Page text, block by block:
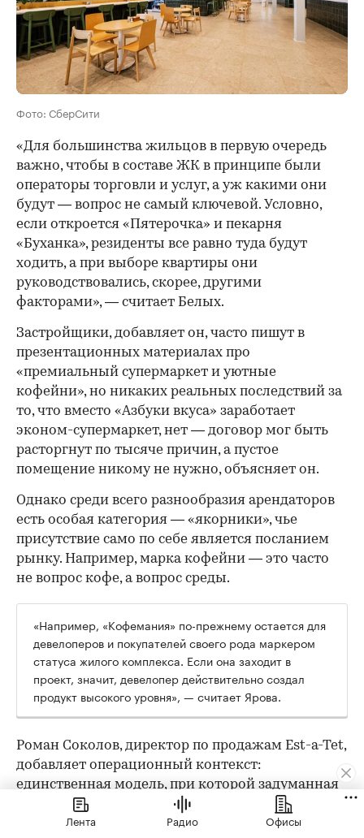
Фото: СберСити
«Для большинства жильцов в первую очередь
важно, чтобы в составе ЖК в принципе были
операторы торговли и услуг, а уж какими они
будут — вопрос не самый ключевой. Условно,
если откроется «Пятерочка» и пекарня
«Буханка», резиденты все равно туда будут
ходить, а при выборе квартиры они
руководствовались, скорее, другими
факторами», — считает Белых.
Застройщики, добавляет он, часто пишут в
презентационных материалах про
«премиальный супермаркет и уютные
кофейни», но никаких реальных последствий за
то, что вместо «Азбуки вкуса» заработает
эконом-супермаркет, нет — договор мог быть
расторгнут по тысяче причин, а пустое
помещение никому не нужно, объясняет он.
Однако среди всего разнообразия арендаторов
есть особая категория — «якорники», чье
присутствие само по себе является посланием
рынку. Например, марка кофейни — это часто
не вопрос кофе, а вопрос среды.
«Например, «Кофемания» по-прежнему остается для
девелоперов и покупателей своего рода маркером
статуса жилого комплекса. Если она заходит в
проект, значит, девелопер действительно создал
продукт высокого уровня», — считает Ярова.
Роман Соколов, директор по продажам Est-a-Tet,
добавляет операционный контекст:
единственная модель, при которой задуманная
концепция реализуется, это когда девелопер
сам управляет составом арендаторов, сдавая
Лента Радио Офисы